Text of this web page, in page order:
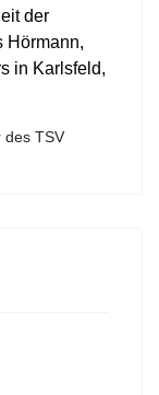
der
Hörmann,
in Karlsfeld,
des TSV